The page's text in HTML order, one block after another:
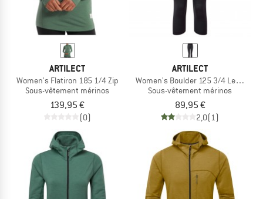
ARTILECT
Women's Flatiron 185 1/4 Zip
Sous-vêtement mérinos
139,95 €
(0)
ARTILECT
Women's Boulder 125 3/4 Legging
Sous-vêtement mérinos
89,95 €
2,0(1)